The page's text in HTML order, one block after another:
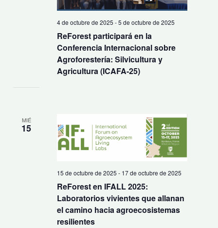
ReForest participará en la
Conferencia Internacional sobre
Agroforestería: Silvicultura y
Agricultura (ICAFA-25)
4 de octubre de 2025 -5 de octubre de 2025
MIÉ
15
ReForest en IFALL 2025:
Laboratorios vivientes que allanan
el camino hacia agroecosistemas
resilientes
15 de octubre de 2025 - 17 de octubre de 2025